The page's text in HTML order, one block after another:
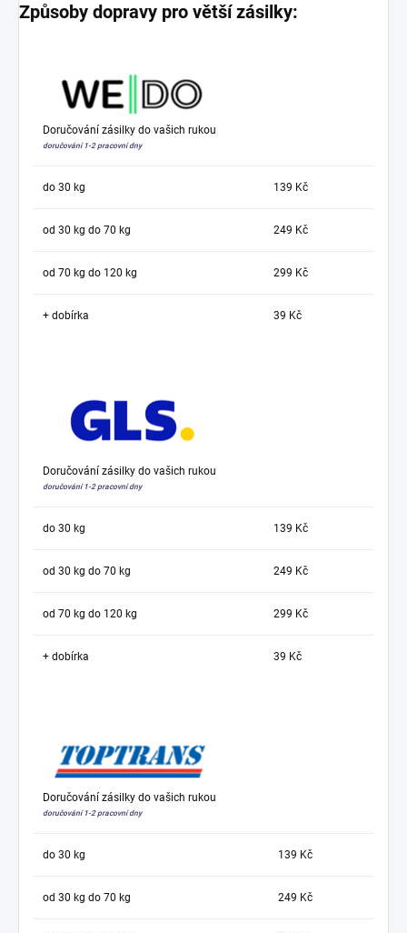
Způsoby dopravy pro větší zásilky:
Doručování zásilky do vašich rukou
doručování 1-2 pracovní dny
do 30 kg 139 Kč
od 30 kg do 70 kg 249 Kč
od 70 kg do 120 kg 299 Kč
+ dobírka 39 Kč
Doručování zásilky do vašich rukou
doručování 1-2 pracovní dny
do 30 kg 139 Kč
od 30 kg do 70 kg 249 Kč
od 70 kg do 120 kg 299 Kč
+ dobírka 39 Kč
Doručování zásilky do vašich rukou
doručování 1-2 pracovní dny
do 30 kg 139 Kč
od 30 kg do 70 kg 249 Kč